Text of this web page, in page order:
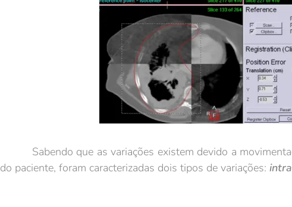
Sabendo que as variações existem devido a
do paciente, foram caracterizadas dois tipos de variações: